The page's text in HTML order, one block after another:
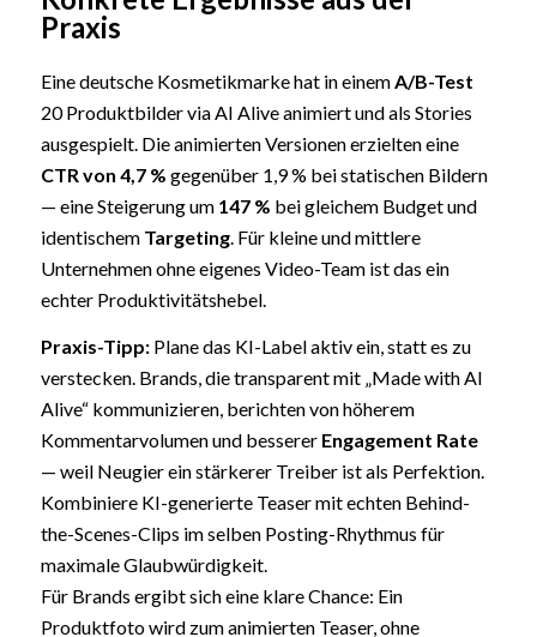
Praxis
Eine deutsche Kosmetikmarke hat in einemA/B-Test
20 Produktbilder via AI Alive animiert und als Stories
ausgespielt. Die animierten Versionen erzielten eine
CTRvon 4,7 % gegenüber 1,9 % bei statischen Bildern
— eine Steigerung um 147 % bei gleichem Budget und
identischem Targeting. Für kleine und mittlere
Unternehmen ohne eigenes Video-Team ist das ein
echter Produktivitätshebel.
Praxis-Tipp:Plane das KI-Label aktiv ein, statt es zu
verstecken. Brands, die transparent mit „Made with AI
Alive“ kommunizieren, berichten von höherem
Kommentarvolumen und besserer Engagement Rate
— weil Neugier ein stärkerer Treiber ist als Perfektion.
Kombiniere KI-generierte Teaser mit echten Behind-
the-Scenes-Clips im selben Posting-Rhythmus für
maximale Glaubwürdigkeit.
Für Brands ergibt sich eine klare Chance: Ein
Produktfoto wird zum animierten Teaser, ohne